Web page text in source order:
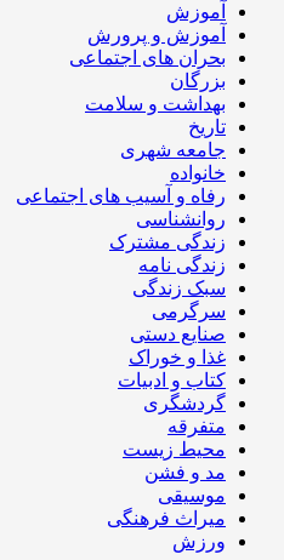
آموزش
آموزش و پرورش
بحران های اجتماعی
بزرگان
بهداشت و سلامت
تاریخ
جامعه شهری
خانواده
رفاه و آسیب های اجتماعی
روانشناسی
زندگی مشترک
زندگی نامه
سبک زندگی
سرگرمی
صنایع دستی
غذا و خوراک
کتاب و ادبیات
گردشگری
متفرقه
محیط زیست
مد و فشن
موسیقی
میراث فرهنگی
ورزش